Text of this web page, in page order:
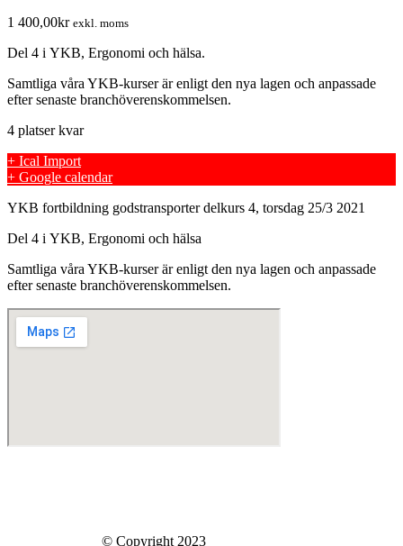
1 400,00kr exkl. moms
Del 4 i YKB, Ergonomi och hälsa.
Samtliga våra YKB-kurser är enligt den nya lagen och anpassade
efter senaste branchöverenskommelsen.
4 platser kvar
+ Ical Import
+ Google calendar
YKB fortbildning godstransporter delkurs 4, torsdag 25/3 2021
Del 4 i YKB, Ergonomi och hälsa
Samtliga våra YKB-kurser är enligt den nya lagen och anpassade
efter senaste branchöverenskommelsen.
© Copyright 2023